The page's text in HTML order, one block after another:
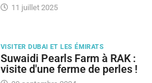
11 juillet 2025
VISITER DUBAI ET LES ÉMIRATS
Suwaidi Pearls Farm à RAK :
visite d'une ferme de perles !